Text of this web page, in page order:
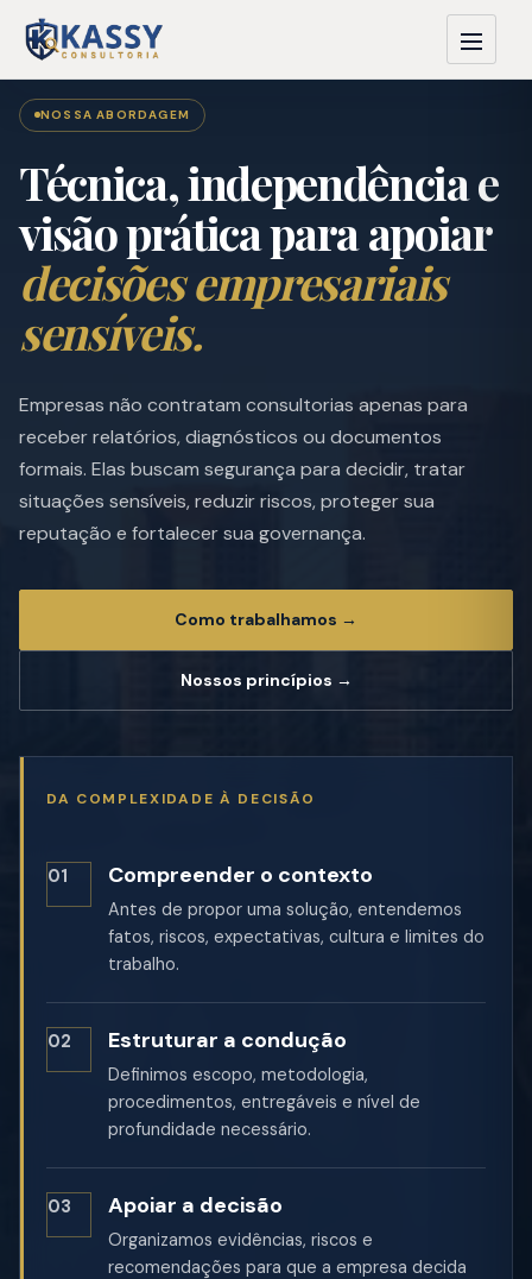
NOSSA ABORDAGEM
Técnica, independência e
visão prática para apoiar
decisões empresariais
sensíveis.
Empresas não contratam consultorias apenas para
receber relatórios, diagnósticos ou documentos
formais. Elas buscam segurança para decidir, tratar
situações sensíveis, reduzir riscos, proteger sua
reputação e fortalecer sua governança.
Como trabalhamos →
Nossos princípios →
DA COMPLEXIDADE À DECISÃO
01 Compreender o contexto
Antes de propor uma solução, entendemos
fatos, riscos, expectativas, cultura e limites do
trabalho.
02 Estruturar a condução
Definimos escopo, metodologia,
procedimentos, entregáveis e nível de
profundidade necessário.
03 Apoiar a decisão
Organizamos evidências, riscos e
recomendações para que a empresa decida